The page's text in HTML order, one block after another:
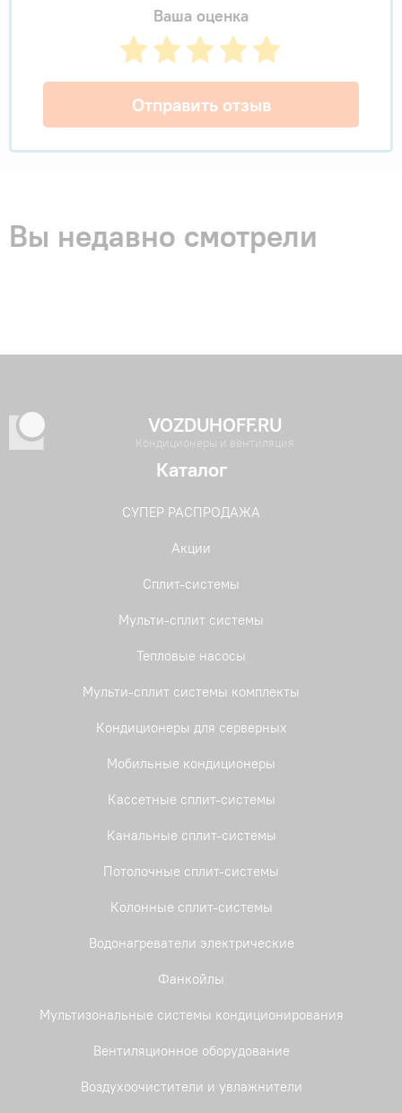
Ваша оценка
Отправить отзыв
Вы недавно смотрели
VOZDUHOFF.RU
Кондиционеры и вентиляция
Каталог
СУПЕР РАСПРОДАЖА
Акции
Сплит-системы
Мульти-сплит системы
Тепловые насосы
Мульти-сплит системы комплекты
Кондиционеры для серверных
Мобильные кондиционеры
Кассетные сплит-системы
Канальные сплит-системы
Потолочные сплит-системы
Колонные сплит-системы
Водонагреватели электрические
Фанкойлы
Мультизональные системы кондиционирования
Вентиляционное оборудование
Воздухоочистители и увлажнители